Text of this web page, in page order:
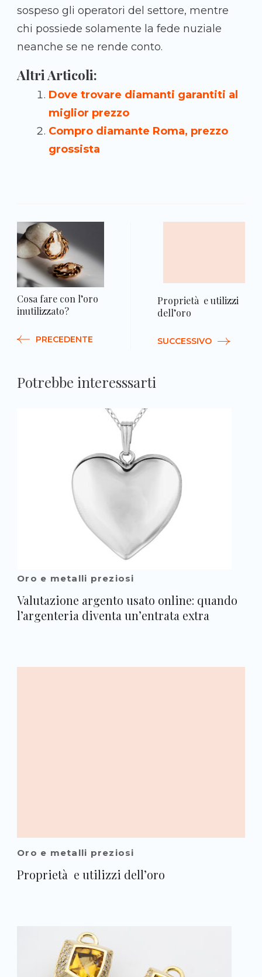
sospeso gli operatori del settore, mentre
chi possiede solamente la fede nuziale
neanche se ne rende conto.
Altri Articoli:
Dove trovare diamanti garantiti al
miglior prezzo
Compro diamante Roma, prezzo
grossista
Cosa fare con l’oro
inutilizzato?
PRECEDENTE
Proprietà e utilizzi
dell’oro
SUCCESSIVO
Potrebbe interesssarti
Oro e metalli preziosi
Valutazione argento usato online: quando
l’argenteria diventa un’entrata extra
Oro e metalli preziosi
Proprietà e utilizzi dell’oro